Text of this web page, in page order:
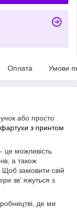
Оплата Умови
або просто
фартухи з принтом
це можливість
а також
Щоб замовити свій
зв' яжуться з
де ми